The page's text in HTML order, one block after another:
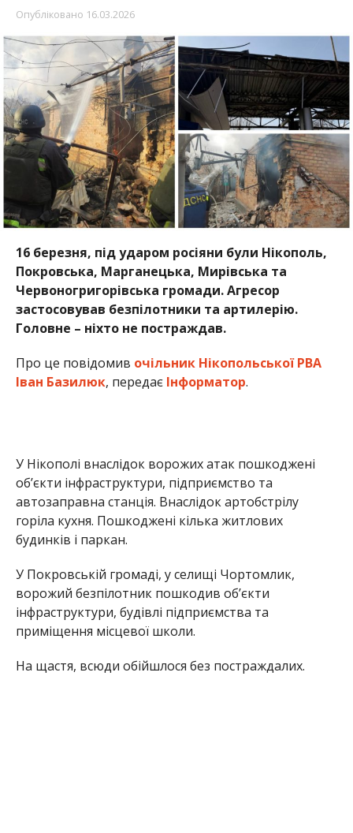
Опубліковано 16.03.2026
16 березня, під ударом росіяни були Нікополь,
Покровська, Марганецька, Мирівська та
Червоногригорівська громади. Агресор
застосовував безпілотники та артилерію.
Головне – ніхто не постраждав.
Про це повідомив очільник Нікопольської РВА
Іван Базилюк, передає Інформатор.
У Нікополі внаслідок ворожих атак пошкоджені
об’єкти інфраструктури, підприємство та
автозаправна станція. Внаслідок артобстрілу
горіла кухня. Пошкоджені кілька житлових
будинків і паркан.
У Покровській громаді, у селищі Чортомлик,
ворожий безпілотник пошкодив об’єкти
інфраструктури, будівлі підприємства та
приміщення місцевої школи.
На щастя, всюди обійшлося без постраждалих.